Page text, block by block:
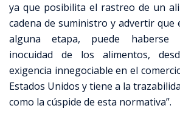
ya que posibilita el rastreo de un
cadena de suministro y advertir que
alguna etapa, puede haberse
inocuidad de los alimentos,
exigencia innegociable en el
Estados Unidos y tiene a la
como la cúspide de esta normativa”.